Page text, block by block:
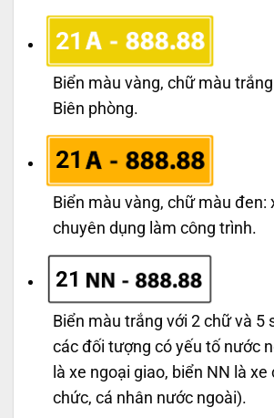
21
Biển màu vàng, chữ màu
Biên phòng.
21
Biển màu vàng, chữ màu đen:
chuyên dụng làm công trình.
21
Biển màu trắng với 2 chữ và 5
các đối tượng có yếu tố nước
là xe ngoại giao, biển NN là xe
chức, cá nhân nước ngoài).